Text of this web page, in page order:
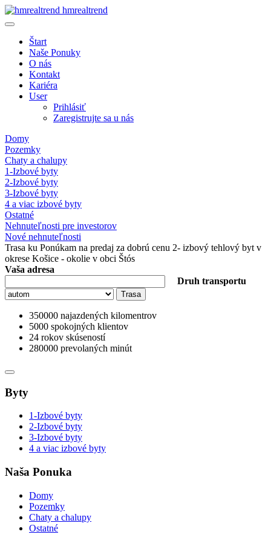
hmrealtrend
Štart
Naše Ponuky
O nás
Kontakt
Kariéra
User
Prihlásiť
Zaregistrujte sa u nás
Domy
Pozemky
Chaty a chalupy
1-Izbové byty
2-Izbové byty
3-Izbové byty
4 a viac izbové byty
Ostatné
Nehnuteľnosti pre investorov
Nové nehnuteľnosti
Trasa ku Ponúkam na predaj za dobrú cenu 2- izbový tehlový byt v
okrese Košice - okolie v obci Štós
Vaša adresa
Druh transportu
350000 najazdených kilomentrov
5000 spokojných klientov
24 rokov skúseností
280000 prevolaných minút
Byty
1-Izbové byty
2-Izbové byty
3-Izbové byty
4 a viac izbové byty
Naša Ponuka
Domy
Pozemky
Chaty a chalupy
Ostatné